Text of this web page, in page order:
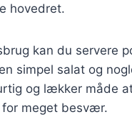
hovedret.
kan du servere
simpel salat og
og lækker måde
meget besvær.